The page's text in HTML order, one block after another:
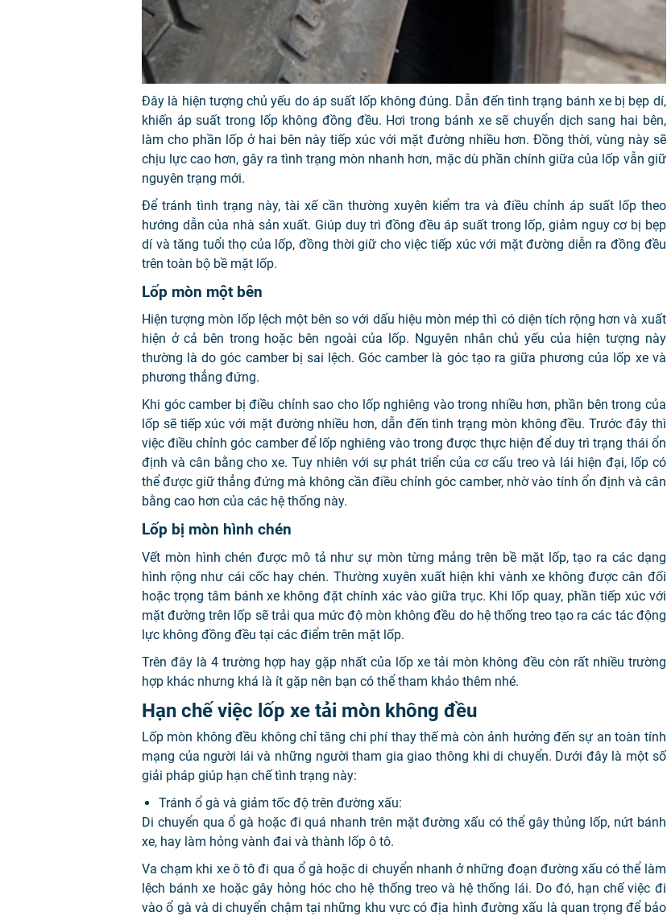
Đây là hiện tượng chủ yếu do áp suất lốp không đúng. Dẫn đến tình trạng bánh xe bị bẹp dí,
khiến áp suất trong lốp không đồng đều. Hơi trong bánh xe sẽ chuyển dịch sang hai bên,
làm cho phần lốp ở hai bên này tiếp xúc với mặt đường nhiều hơn. Đồng thời, vùng này sẽ
chịu lực cao hơn, gây ra tình trạng mòn nhanh hơn, mặc dù phần chính giữa của lốp vẫn giữ
nguyên trạng mới.
Để tránh tình trạng này, tài xế cần thường xuyên kiểm tra và điều chỉnh áp suất lốp theo
hướng dẫn của nhà sản xuất. Giúp duy trì đồng đều áp suất trong lốp, giảm nguy cơ bị bẹp
dí và tăng tuổi thọ của lốp, đồng thời giữ cho việc tiếp xúc với mặt đường diễn ra đồng đều
trên toàn bộ bề mặt lốp.
Lốp mòn một bên
Hiện tượng mòn lốp lệch một bên so với dấu hiệu mòn mép thì có diện tích rộng hơn và xuất
hiện ở cả bên trong hoặc bên ngoài của lốp. Nguyên nhân chủ yếu của hiện tượng này
thường là do góc camber bị sai lệch. Góc camber là góc tạo ra giữa phương của lốp xe và
phương thẳng đứng.
Khi góc camber bị điều chỉnh sao cho lốp nghiêng vào trong nhiều hơn, phần bên trong của
lốp sẽ tiếp xúc với mặt đường nhiều hơn, dẫn đến tình trạng mòn không đều. Trước đây thì
việc điều chỉnh góc camber để lốp nghiêng vào trong được thực hiện để duy trì trạng thái ổn
định và cân bằng cho xe. Tuy nhiên với sự phát triển của cơ cấu treo và lái hiện đại, lốp có
thể được giữ thẳng đứng mà không cần điều chỉnh góc camber, nhờ vào tính ổn định và cân
bằng cao hơn của các hệ thống này.
Lốp bị mòn hình chén
Vết mòn hình chén được mô tả như sự mòn từng mảng trên bề mặt lốp, tạo ra các dạng
hình rộng như cái cốc hay chén. Thường xuyên xuất hiện khi vành xe không được cân đối
hoặc trọng tâm bánh xe không đặt chính xác vào giữa trục. Khi lốp quay, phần tiếp xúc với
mặt đường trên lốp sẽ trải qua mức độ mòn không đều do hệ thống treo tạo ra các tác động
lực không đồng đều tại các điểm trên mặt lốp.
Trên đây là 4 trường hợp hay gặp nhất của lốp xe tải mòn không đều còn rất nhiều trường
hợp khác nhưng khá là ít gặp nên bạn có thể tham khảo thêm nhé.
Hạn chế việc lốp xe tải mòn không đều
Lốp mòn không đều không chỉ tăng chi phí thay thế mà còn ảnh hưởng đến sự an toàn tính
mạng của người lái và những người tham gia giao thông khi di chuyển. Dưới đây là một số
giải pháp giúp hạn chế tình trạng này:
Tránh ổ gà và giảm tốc độ trên đường xấu:
Di chuyển qua ổ gà hoặc đi quá nhanh trên mặt đường xấu có thể gây thủng lốp, nứt bánh
xe, hay làm hỏng vành đai và thành lốp ô tô.
Va chạm khi xe ô tô đi qua ổ gà hoặc di chuyển nhanh ở những đoạn đường xấu có thể làm
lệch bánh xe hoặc gây hỏng hóc cho hệ thống treo và hệ thống lái. Do đó, hạn chế việc đi
vào ổ gà và di chuyển chậm tại những khu vực có địa hình đường xấu là quan trọng để bảo